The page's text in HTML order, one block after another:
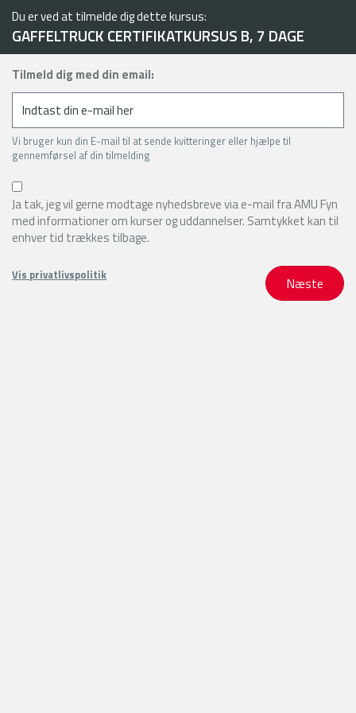
Du er ved at tilmelde dig dette kursus:
GAFFELTRUCK CERTIFIKATKURSUS B, 7 DAGE
Tilmeld dig med din email:
Vi bruger kun din E-mail til at sende kvitteringer eller hjælpe til
gennemførsel af din tilmelding
Ja tak, jeg vil gerne modtage nyhedsbreve via e-mail fra AMU Fyn
med informationer om kurser og uddannelser. Samtykket kan til
enhver tid trækkes tilbage.
Vis privatlivspolitik